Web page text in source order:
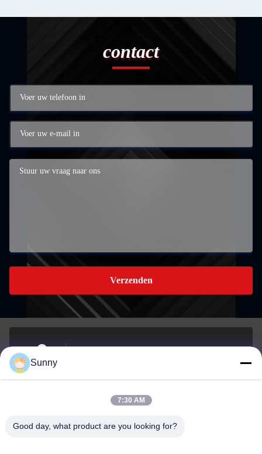
contact
Verzenden
Adres
E-mail
sunny.xu@woolsche.com
Sunny
7:30 AM
Good day, what product are you looking for?